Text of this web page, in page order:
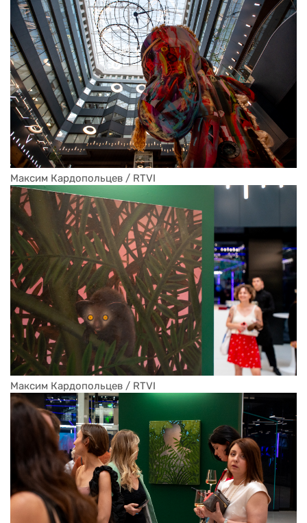
Максим Кардопольцев / RTVI
Максим Кардопольцев / RTVI